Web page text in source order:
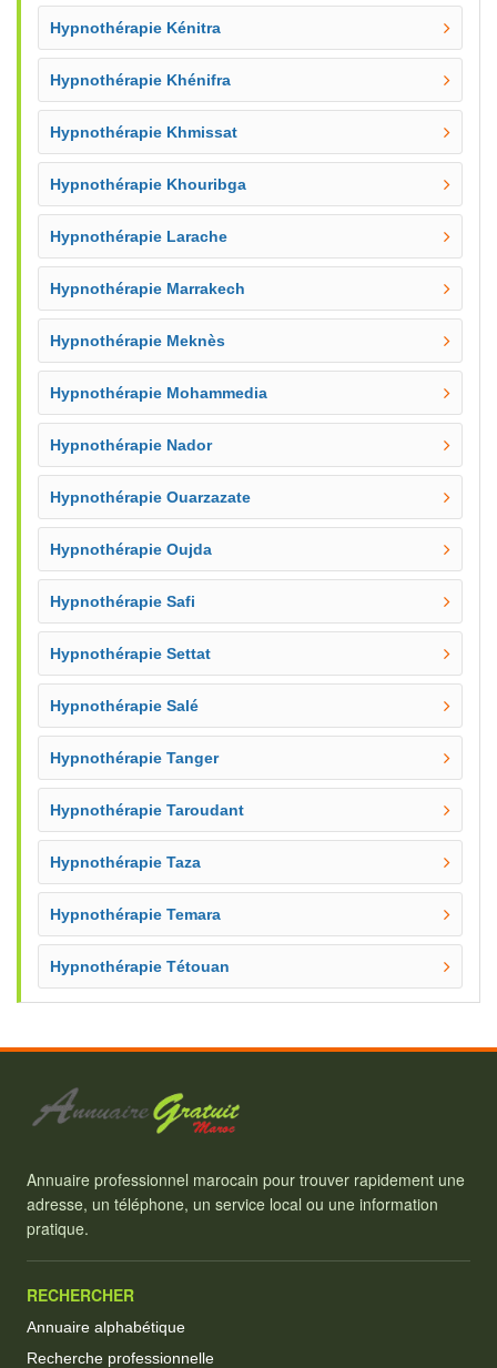
Hypnothérapie Kénitra
Hypnothérapie Khénifra
Hypnothérapie Khmissat
Hypnothérapie Khouribga
Hypnothérapie Larache
Hypnothérapie Marrakech
Hypnothérapie Meknès
Hypnothérapie Mohammedia
Hypnothérapie Nador
Hypnothérapie Ouarzazate
Hypnothérapie Oujda
Hypnothérapie Safi
Hypnothérapie Settat
Hypnothérapie Salé
Hypnothérapie Tanger
Hypnothérapie Taroudant
Hypnothérapie Taza
Hypnothérapie Temara
Hypnothérapie Tétouan
Annuaire professionnel marocain pour trouver rapidement une
adresse, un téléphone, un service local ou une information
pratique.
RECHERCHER
Annuaire alphabétique
Recherche professionnelle